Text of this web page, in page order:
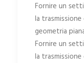
Fornire un
la
geometria
Fornire un
la